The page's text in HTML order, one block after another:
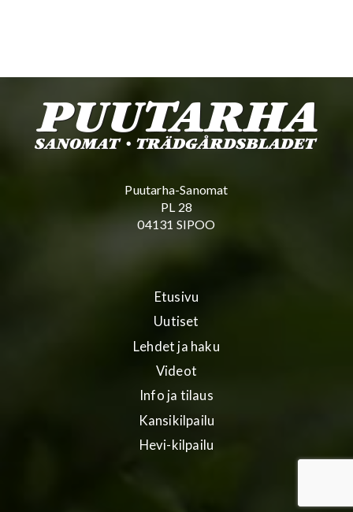
Puutarha-Sanomat
PL 28
04131 SIPOO
Etusivu
Uutiset
Lehdet ja haku
Videot
Info ja tilaus
Kansikilpailu
Hevi-kilpailu